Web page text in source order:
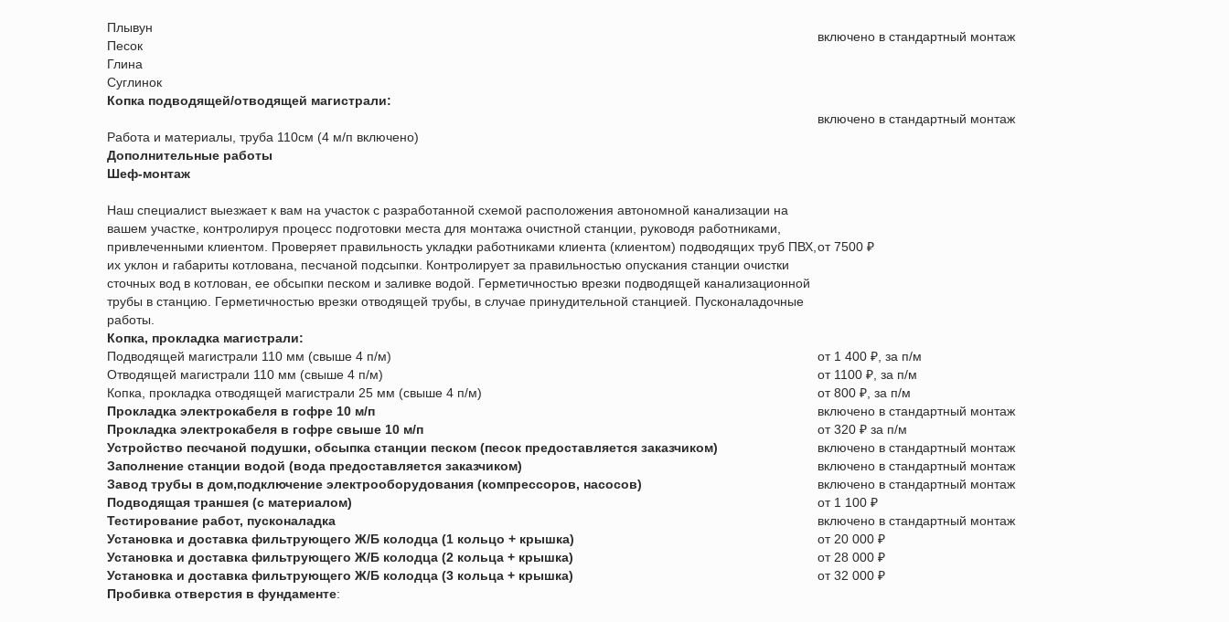
Плывун
Песок
Глина
Суглинок
включено в стандартный монтаж
Копка подводящей/отводящей магистрали:
Работа и материалы, труба 110см (4 м/п включено)
включено в стандартный монтаж
Дополнительные работы
Шеф-монтаж
Наш специалист выезжает к вам на участок с разработанной схемой расположения автономной канализации на
вашем участке, контролируя процесс подготовки места для монтажа очистной станции, руководя работниками,
привлеченными клиентом. Проверяет правильность укладки работниками клиента (клиентом) подводящих труб ПВХ,
их уклон и габариты котлована, песчаной подсыпки. Контролирует за правильностью опускания станции очистки
сточных вод в котлован, ее обсыпки песком и заливке водой. Герметичностью врезки подводящей канализационной
трубы в станцию. Герметичностью врезки отводящей трубы, в случае принудительной станцией. Пусконаладочные
работы.
от 7500 ₽
Копка, прокладка магистрали:
Подводящей магистрали 110 мм (свыше 4 п/м)
от 1 400 ₽, за п/м
Отводящей магистрали 110 мм (свыше 4 п/м)
от 1100 ₽, за п/м
Копка, прокладка отводящей магистрали 25 мм (свыше 4 п/м)
от 800 ₽, за п/м
Прокладка электрокабеля в гофре 10 м/п
включено в стандартный монтаж
Прокладка электрокабеля в гофре свыше 10 м/п
от 320 ₽ за п/м
Устройство песчаной подушки, обсыпка станции песком (песок предоставляется заказчиком)
включено в стандартный монтаж
Заполнение станции водой (вода предоставляется заказчиком)
включено в стандартный монтаж
Завод трубы в дом,подключение электрооборудования (компрессоров, насосов)
включено в стандартный монтаж
Подводящая траншея (с материалом)
от 1 100 ₽
Тестирование работ, пусконаладка
включено в стандартный монтаж
Установка и доставка фильтрующего Ж/Б колодца (1 кольцо + крышка)
от 20 000 ₽
Установка и доставка фильтрующего Ж/Б колодца (2 кольца + крышка)
от 28 000 ₽
Установка и доставка фильтрующего Ж/Б колодца (3 кольца + крышка)
от 32 000 ₽
Пробивка отверстия в фундаменте: